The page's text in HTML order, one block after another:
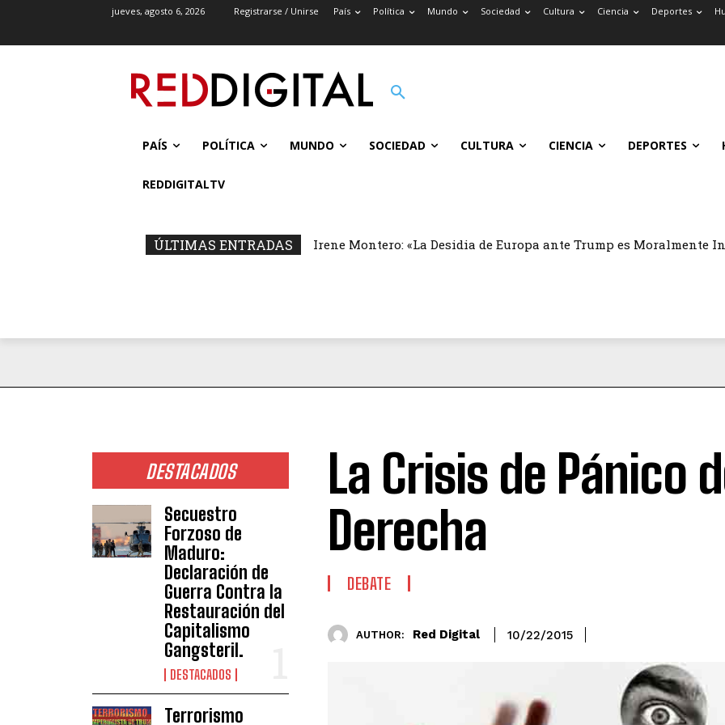
jueves, agosto 6, 2026 Registrarse / Unirse País Política Mundo Sociedad Cultura Ciencia Deportes
PAÍS POLÍTICA MUNDO SOCIEDAD CULTURA CIENCIA DEPORTES
REDDIGITALTV
ÚLTIMAS ENTRADAS Irene Montero: «La Desidia de Europa ante Trump es Moralmente
DESTACADOS
Secuestro
Forzoso de
Maduro:
Declaración de
Guerra Contra la
Restauración del
Capitalismo
Gangsteril.
DESTACADOS
Terrorismo
La Crisis de Pánico
Derecha
DEBATE
AUTHOR: Red Digital 10/22/2015